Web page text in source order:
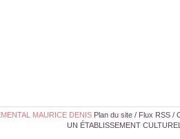
MAURICE DENIS Plan du site / Flux RSS /
UN ÉTABLISSEMENT